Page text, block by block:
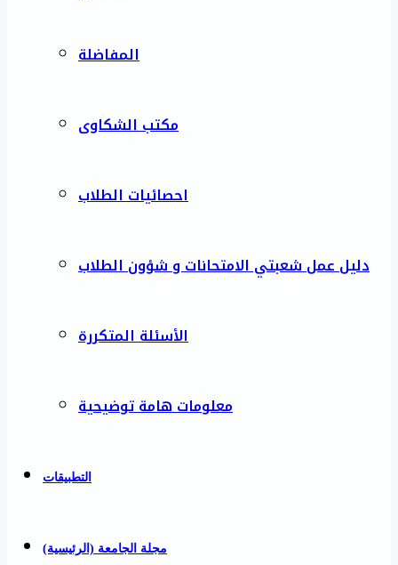
المفاضلة
مكتب الشكاوى
احصائيات الطلاب
دليل عمل شعبتي الامتحانات و شؤون الطلاب
الأسئلة المتكررة
معلومات هامة توضيحية
التطبيقات
مجلة الجامعة (الرئيسية)